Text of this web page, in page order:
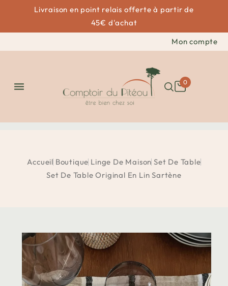
Livraison en point relais offerte à partir de
45€ d'achat
Mon compte
 0
Accueil Boutique Linge De Maison Set De Table
Set De Table Original En Lin Sartène